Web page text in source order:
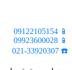
📱 09122105154
📱 09923600028
☎️ 021-33920307